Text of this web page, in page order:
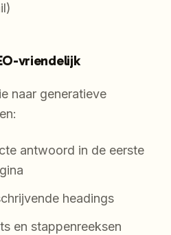
vriendelijk
naar generatieve
antwoord in de eerste
headings
en stappenreeksen